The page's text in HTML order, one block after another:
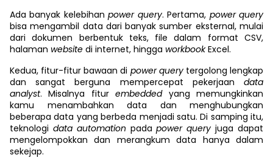
Ada banyak kelebihanpower query. Pertama, power query
bisa mengambil data dari banyak sumber eksternal, mulai
dari dokumen berbentuk teks, file dalam format CSV,
halaman website di internet, hingga workbookExcel.
Kedua, fitur-fitur bawaan di power query tergolong lengkap
dan sangat berguna mempercepat pekerjaan data
analyst. Misalnya fiturembedded yang memungkinkan
kamu menambahkan data dan menghubungkan
beberapa data yang berbeda menjadi satu. Di samping itu,
teknologi data automation padapower queryjuga dapat
mengelompokkan dan merangkum data hanya dalam
sekejap.